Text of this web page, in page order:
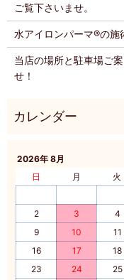
ご覧下さいませ。
水アイロンパーマ®️の施
当店の場所と駐車場ご
せ！
2026年 8月
日
月 火
2
3 4
9
10 11
16
17 18
23
24 25